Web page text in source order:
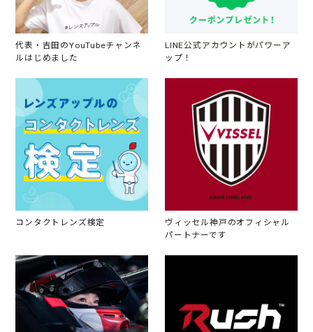
代表・吉田のYouTubeチャンネ
ルはじめました
LINE公式アカウントがパワーア
ップ！
コンタクトレンズ検定
ヴィッセル神戸のオフィシャル
パートナーです